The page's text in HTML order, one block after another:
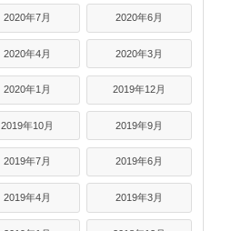
2020年7月 2020年6月
2020年4月 2020年3月
2020年1月 2019年12月
2019年10月 2019年9月
2019年7月 2019年6月
2019年4月 2019年3月